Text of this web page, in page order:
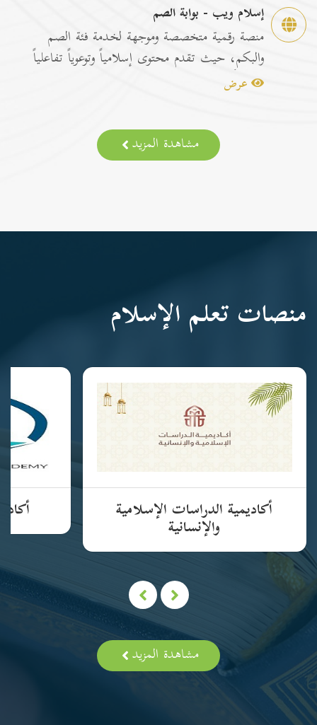
إسلام ويب - بوابة الصم
منصة رقمية متخصصة وموجهة لخدمة فئة الصم
والبكم، حيث تقدم محتوى إسلامياً وتوعوياً تفاعلياً
مترجماً با...
عرض
مشاهدة المزيد
منصات تعلم الإسلام
أكاديمية الدراسات الإسلامية
والإنسانية
مشاهدة المزيد